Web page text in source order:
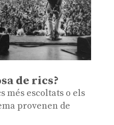
de rics?
més escoltats o els
provenen de